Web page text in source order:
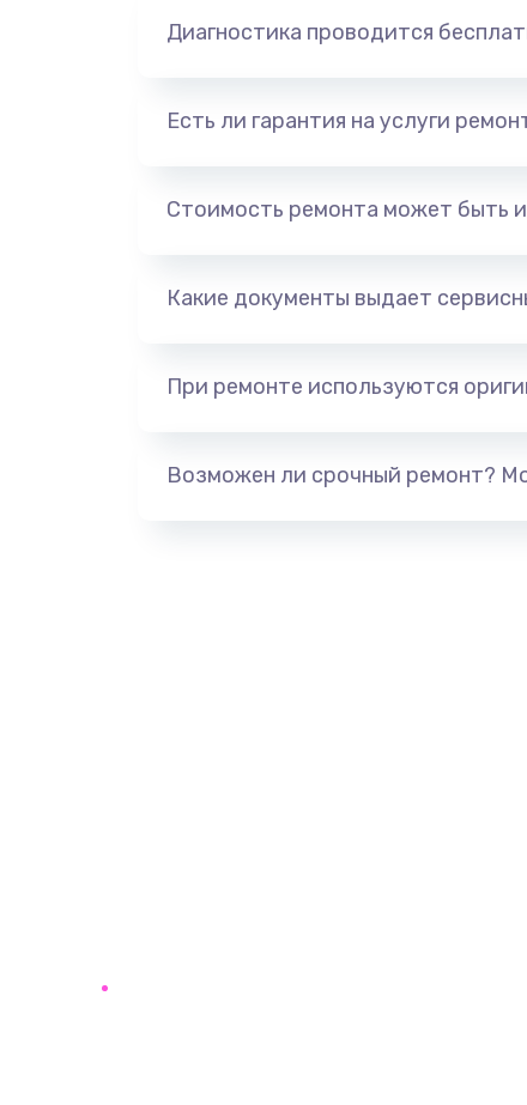
Диагностика проводится
Есть ли гарантия на услуги
Стоимость ремонта может быть
Какие документы выдает
При ремонте используются
Возможен ли срочный ремонт?